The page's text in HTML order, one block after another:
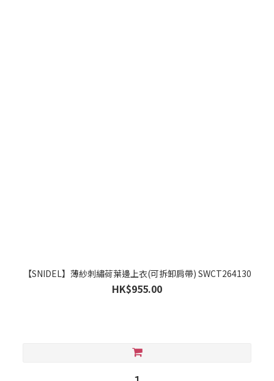
【SNIDEL】薄紗刺繡荷葉邊上衣(可拆卸肩帶) SWCT264130
HK$955.00